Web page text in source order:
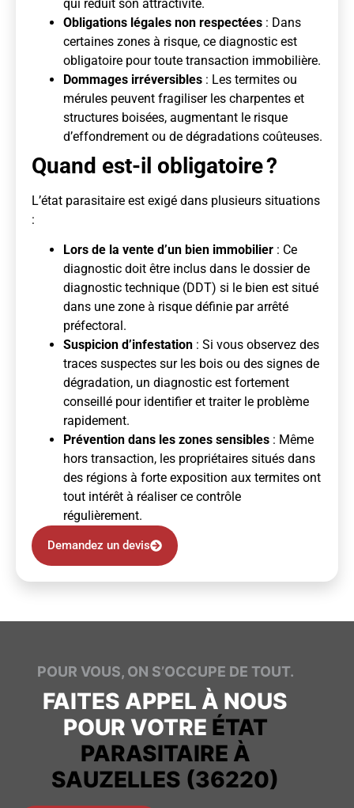
qui réduit son attractivité.
Obligations légales non respectées : Dans
certaines zones à risque, ce diagnostic est
obligatoire pour toute transaction immobilière.
Dommages irréversibles : Les termites ou
mérules peuvent fragiliser les charpentes et
structures boisées, augmentant le risque
d’effondrement ou de dégradations coûteuses.
Quand est-il obligatoire ?
L’état parasitaire est exigé dans plusieurs situations
:
Lors de la vente d’un bien immobilier : Ce
diagnostic doit être inclus dans le dossier de
diagnostic technique (DDT) si le bien est situé
dans une zone à risque définie par arrêté
préfectoral.
Suspicion d’infestation : Si vous observez des
traces suspectes sur les bois ou des signes de
dégradation, un diagnostic est fortement
conseillé pour identifier et traiter le problème
rapidement.
Prévention dans les zones sensibles : Même
hors transaction, les propriétaires situés dans
des régions à forte exposition aux termites ont
tout intérêt à réaliser ce contrôle
régulièrement.
Demandez un devis
POUR VOUS, ON S’OCCUPE DE TOUT.
FAITES APPEL À NOUS
POUR VOTRE ÉTAT
PARASITAIRE À
SAUZELLES (36220)